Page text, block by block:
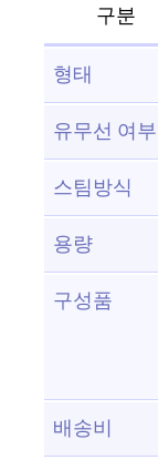
구분
형태
유무선 여부
스팀방식
용량
구성품
배송비